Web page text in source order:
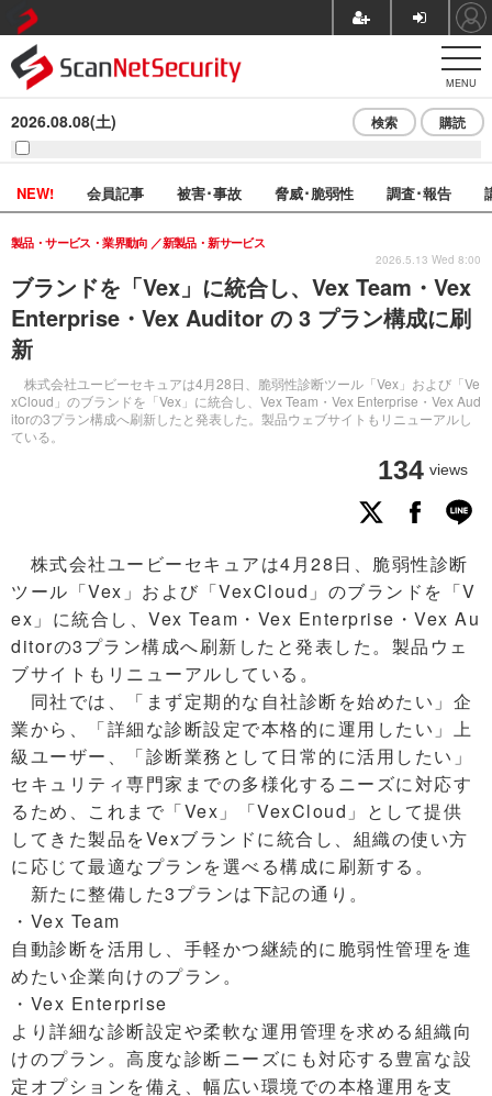
MENU
2026.08.08(土) 検索 購読
NEW! 会員記事 被害･事故 脅威･脆弱性 調査･報告
ブランドを「Vex」に統合し、Vex Team・Vex
Enterprise・Vex Auditor の 3 プラン構成に刷
新
株式会社ユービーセキュアは4月28日、脆弱性診断ツール「Vex」および「Ve
xCloud」のブランドを「Vex」に統合し、Vex Team・Vex Enterprise・Vex Aud
itorの3プラン構成へ刷新したと発表した。製品ウェブサイトもリニューアルし
ている。
製品・サービス・業界動向 新製品・新サービス
134 views
2026.5.13 Wed 8:00
株式会社ユービーセキュアは4月28日、脆弱性診断
ツール「Vex」および「VexCloud」のブランドを「V
ex」に統合し、Vex Team・Vex Enterprise・Vex Au
ditorの3プラン構成へ刷新したと発表した。製品ウェ
ブサイトもリニューアルしている。
同社では、「まず定期的な自社診断を始めたい」企
業から、「詳細な診断設定で本格的に運用したい」上
級ユーザー、「診断業務として日常的に活用したい」
セキュリティ専門家までの多様化するニーズに対応す
るため、これまで「Vex」「VexCloud」として提供
してきた製品をVexブランドに統合し、組織の使い方
に応じて最適なプランを選べる構成に刷新する。
新たに整備した3プランは下記の通り。
・Vex Team
自動診断を活用し、手軽かつ継続的に脆弱性管理を進
めたい企業向けのプラン。
・Vex Enterprise
より詳細な診断設定や柔軟な運用管理を求める組織向
けのプラン。高度な診断ニーズにも対応する豊富な設
定オプションを備え、幅広い環境での本格運用を支